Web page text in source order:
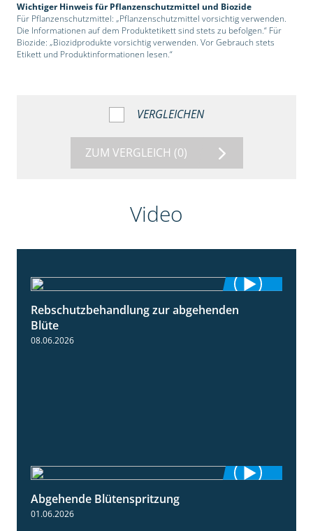
Wichtiger Hinweis für Pflanzenschutzmittel und Biozide
Für Pflanzenschutzmittel: „Pflanzenschutzmittel vorsichtig verwenden.
Die Informationen auf dem Produktetikett sind stets zu befolgen.“ Für
Biozide: „Biozidprodukte vorsichtig verwenden. Vor Gebrauch stets
Etikett und Produktinformationen lesen.“
VERGLEICHEN
ZUM VERGLEICH (0)
Video
3:06
Rebschutzbehandlung zur abgehenden
Blüte
08.06.2026
Abgehende Blütenspritzung
01.06.2026